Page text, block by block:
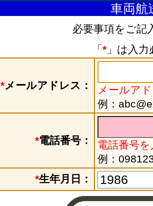
車両航
必要事項をご記
「 *」は入力
*メールアドレス：
メールア
例：
*電話番号：
電話番号
例：
*生年月日：